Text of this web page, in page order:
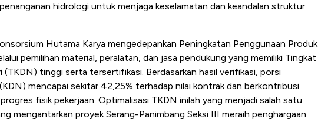
hidrologi untuk menjaga keselamatan dan keandalan struktur
Hutama Karya mengedepankan Peningkatan Penggunaan Produk
pemilihan material, peralatan, dan jasa pendukung yang memiliki Tingkat
(TKDN) tinggi serta tersertifikasi. Berdasarkan hasil verifikasi, porsi
mencapai sekitar 42,25% terhadap nilai kontrak dan berkontribusi
fisik pekerjaan. Optimalisasi TKDN inilah yang menjadi salah satu
mengantarkan proyek Serang-Panimbang Seksi III meraih penghargaan